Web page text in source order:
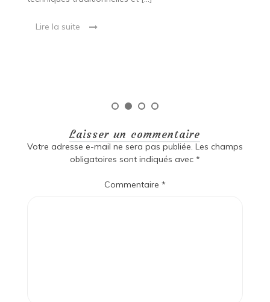
Lire la suite
Laisser un commentaire
Votre adresse e-mail ne sera pas publiée. Les champs
obligatoires sont indiqués avec *
Commentaire *